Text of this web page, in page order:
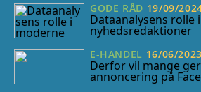
GODE RÅD 19/09/
Dataanalysens rolle
nyhedsredaktioner
E-HANDEL 16/06/2023
Derfor vil mange
annoncering på